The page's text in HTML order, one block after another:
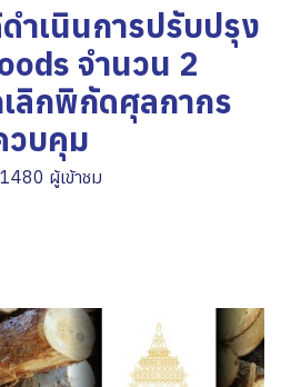
ำเนินการปรับปรุง
จำนวน 2
ลิกพิกัดศุลกากร
วบคุม
1480 ผู้เข้าชม